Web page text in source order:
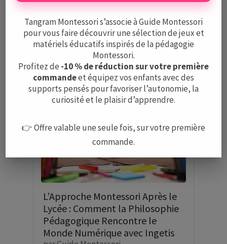
Articles qui pourraient
vous intéresser
L’Approche Montessori Après le
Lycée : Comment la Philosophie
Pédagogique Rencontre le
Monde Numérique avec Ingetis
Tangram Montessori s’associe à Guide Montessori
pour vous faire découvrir une sélection de jeux et
matériels éducatifs inspirés de la pédagogie
Montessori.
Profitez de -10 % de réduction sur votre première
commandeet équipez vos enfants avec des
supports pensés pour favoriser l’autonomie, la
curiosité et le plaisir d’apprendre.
👉 Offre valable une seule fois, sur votre première
commande.